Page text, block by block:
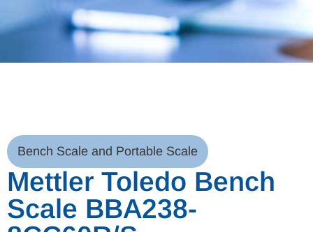
Bench Scale and Portable Scale
Mettler Toledo Bench
Scale BBA238-